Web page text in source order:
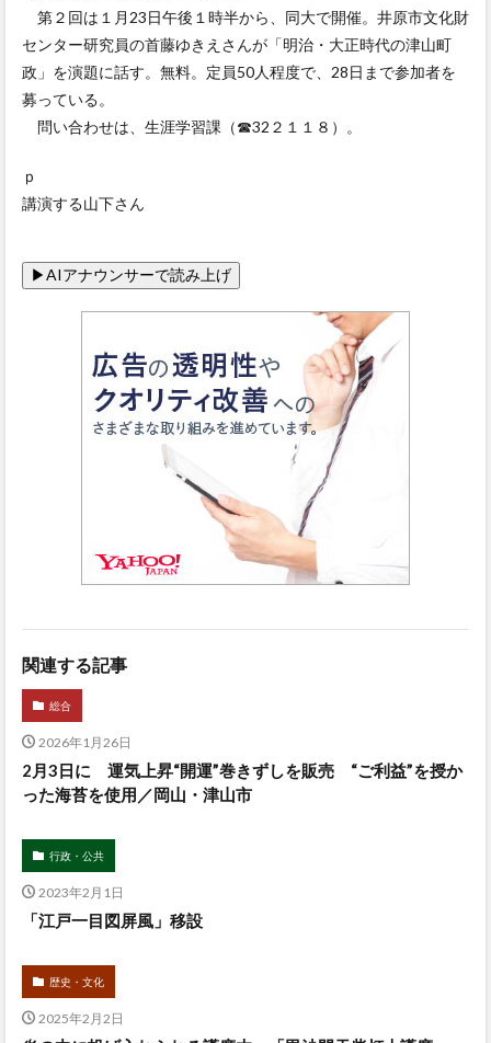
第２回は１月23日午後１時半から、同大で開催。井原市文化財
センター研究員の首藤ゆきえさんが「明治・大正時代の津山町
政」を演題に話す。無料。定員50人程度で、28日まで参加者を
募っている。
問い合わせは、生涯学習課（☎32２１１８）。
ｐ
講演する山下さん
関連する記事
総合
2026年1月26日
2月3日に 運気上昇“開運”巻きずしを販売 “ご利益”を授か
った海苔を使用／岡山・津山市
行政・公共
2023年2月1日
「江戸一目図屏風」移設
歴史・文化
2025年2月2日